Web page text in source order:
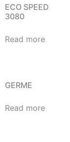
ECO SPEED
3080
Read more
GERME
Read more